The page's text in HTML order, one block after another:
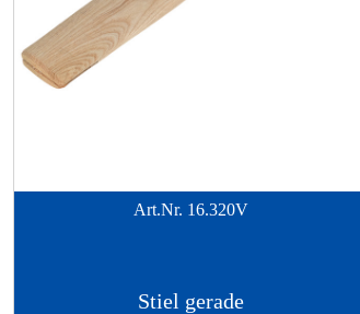
Art.Nr. 16.320V
Stiel gerade